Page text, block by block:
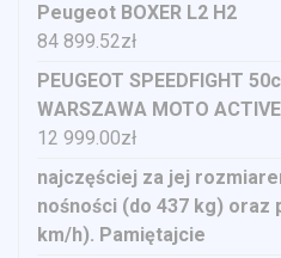
Peugeot BOXER L2 H2
84 899.52zł
PEUGEOT SPEEDFIGHT
WARSZAWA MOTO ACTIVE
12 999.00zł
najczęściej za jej
nośności (do 437 kg) oraz
km/h). Pamiętajcie